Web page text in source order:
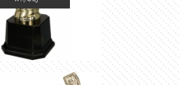
2055D